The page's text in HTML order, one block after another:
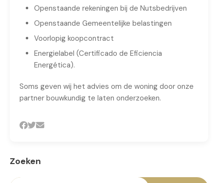
Openstaande rekeningen bij de Nutsbedrijven
Openstaande Gemeentelijke belastingen
Voorlopig koopcontract
Energielabel (Certificado de Eficiencia
Energética).
Soms geven wij het advies om de woning door onze
partner bouwkundig te laten onderzoeken.
Zoeken